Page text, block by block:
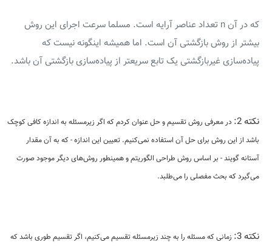
که در آن n تعداد عناصر آرایه است. مسلما سرعت اجرای این روش
بیشتر از روش بازگشتی آن است. اما همیشه اینگونه نیست که
پیاده‌سازی غیربازگشتی یک تابع سریعتر از پیاده‌سازی بازگشتی آن باشد.
نکته 2:
در معرفی روش تقسیم و حل عنوان کردم که اگر زیرمسئله به اندازه کافی کوچک
باشد از این روش برای حل آن استفاده نمی‌کنیم. تعیین این اندازه - که به آن مقدار
آستانه گویند - بر اساس روش طراحی الگوریتم و همینطور روش‌های دیگر موجود صورت
می‌گیرد که بحث مفصلی را می‌طلبد.
نکته 3:
زمانی که مسئله را به چند زیرمسئله تقسیم می‌کنیم، اگر تقسیم طوری باشد که